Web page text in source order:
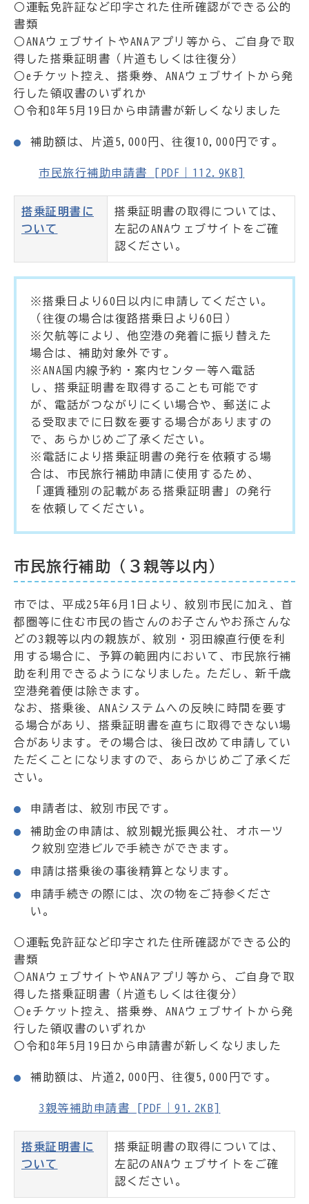
○運転免許証など印字された住所確認ができる公的
書類
○ANAウェブサイトやANAアプリ等から、ご自身で取
得した搭乗証明書（片道もしくは往復分）
○eチケット控え、搭乗券、ANAウェブサイトから発
行した領収書のいずれか
〇令和8年5月19日から申請書が新しくなりました
補助額は、片道5,000円、往復10,000円です。
市民旅行補助申請書 [PDF｜112.9KB]
搭乗証明書に
ついて
搭乗証明書の取得については、
左記のANAウェブサイトをご確
認ください。
※搭乗日より60日以内に申請してください。
（往復の場合は復路搭乗日より60日）
※欠航等により、他空港の発着に振り替えた
場合は、補助対象外です。
※ANA国内線予約・案内センター等へ電話
し、搭乗証明書を取得することも可能です
が、電話がつながりにくい場合や、郵送によ
る受取までに日数を要する場合がありますの
で、あらかじめご了承ください。
※電話により搭乗証明書の発行を依頼する場
合は、市民旅行補助申請に使用するため、
「運賃種別の記載がある搭乗証明書」の発行
を依頼してください。
市民旅行補助（３親等以内）
市では、平成25年6月1日より、紋別市民に加え、首
都圏等に住む市民の皆さんのお子さんやお孫さんな
どの3親等以内の親族が、紋別・羽田線直行便を利
用する場合に、予算の範囲内において、市民旅行補
助を利用できるようになりました。ただし、新千歳
空港発着便は除きます。
なお、搭乗後、ANAシステムへの反映に時間を要す
る場合があり、搭乗証明書を直ちに取得できない場
合があります。その場合は、後日改めて申請してい
ただくことになりますので、あらかじめご了承くだ
さい。
申請者は、紋別市民です。
補助金の申請は、紋別観光振興公社、オホーツ
ク紋別空港ビルで手続きができます。
申請は搭乗後の事後精算となります。
申請手続きの際には、次の物をご持参くださ
い。
○運転免許証など印字された住所確認ができる公的
書類
○ANAウェブサイトやANAアプリ等から、ご自身で取
得した搭乗証明書（片道もしくは往復分）
○eチケット控え、搭乗券、ANAウェブサイトから発
行した領収書のいずれか
〇令和8年5月19日から申請書が新しくなりました
補助額は、片道2,000円、往復5,000円です。
3親等補助申請書 [PDF｜91.2KB]
搭乗証明書に
ついて
搭乗証明書の取得については、
左記のANAウェブサイトをご確
認ください。